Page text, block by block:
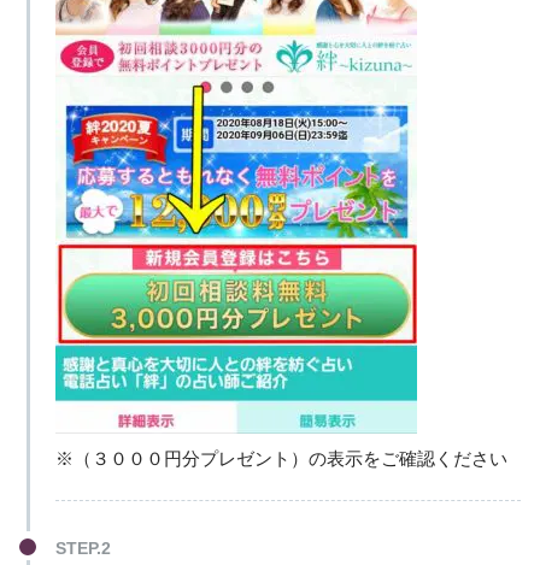
※（３０００円分プレゼント）の表示をご確認ください
STEP.2